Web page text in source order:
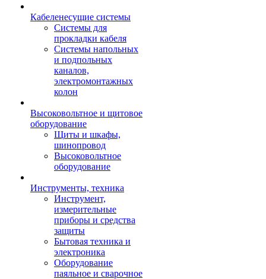
Кабеленесущие системы
Системы для
прокладки кабеля
Системы напольных
и подпольных
каналов,
электромонтажных
колон
Высоковольтное и щитовое
оборудование
Щиты и шкафы,
шинопровод
Высоковольтное
оборудование
Инструменты, техника
Инструмент,
измерительные
приборы и средства
защиты
Бытовая техника и
электроника
Оборудование
паяльное и сварочное